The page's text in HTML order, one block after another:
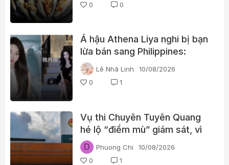
0
0
Á hậu Athena Liya nghi bị bạn
lừa bán sang Philippines:
Những tình tiết mới hé lộ sau
3 năm mất tích
Lê Nhã Linh
10/08/2026
0
1
Vụ thi Chuyên Tuyên Quang
hé lộ “điểm mù” giám sát, vì
sao không ai phát hiện kịp
thời?
D Phuong Chi
10/08/2026
0
1